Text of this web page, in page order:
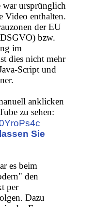
war ursprünglich
Video enthalten.
der EU
bzw.
im
dies nicht mehr
Script und
anklicken
zu sehen:
Sie
es beim
den
per
Dazu